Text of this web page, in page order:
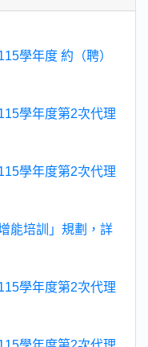
學年度 約（聘）
學年度第2次代理
學年度第2次代理
能培訓」規劃，詳
學年度第2次代理